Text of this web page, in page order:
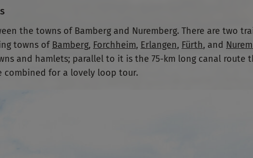
the towns of Bamberg and Nuremberg. There are two
towns of Bamberg, Forchheim, Erlangen, Fürth, and
and hamlets; parallel to it is the 75-km long canal
combined for a lovely loop tour.